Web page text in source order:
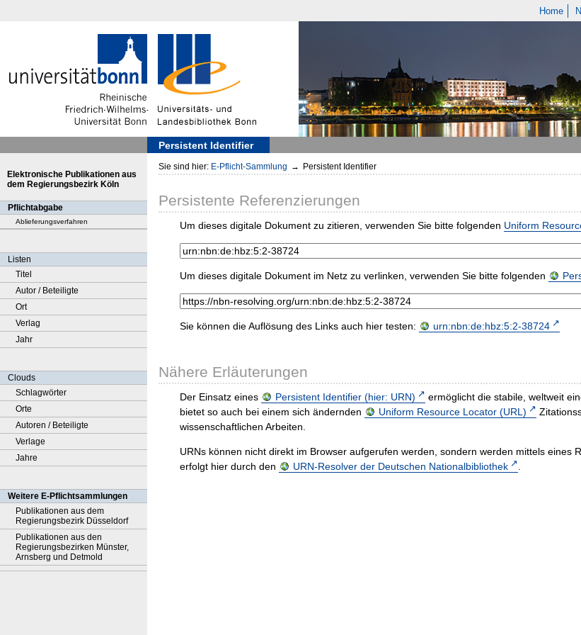
Home
Persistent Identifier
Elektronische Publikationen aus
dem Regierungsbezirk Köln
Pflichtabgabe
Ablieferungsverfahren
Listen
Titel
Autor / Beteiligte
Ort
Verlag
Jahr
Clouds
Schlagwörter
Orte
Autoren / Beteiligte
Verlage
Jahre
Weitere E-Pflichtsammlungen
Publikationen aus dem
Regierungsbezirk Düsseldorf
Publikationen aus den
Regierungsbezirken Münster,
Arnsberg und Detmold
Sie sind hier: E-Pflicht-Sammlung → Persistent Identifier
Persistente Referenzierungen
Um dieses digitale Dokument zu zitieren, verwenden Sie bitte folgenden Uniform
Um dieses digitale Dokument im Netz zu verlinken, verwenden Sie bitte folgenden
Sie können die Auflösung des Links auch hier testen: urn:nbn:de:hbz:5:2-38724
Nähere Erläuterungen
Der Einsatz eines Persistent Identifier (hier: URN)
ermöglicht die stabile, weltweit
bietet so auch bei einem sich ändernden
Uniform Resource Locator (URL)
wissenschaftlichen Arbeiten.
URNs können nicht direkt im Browser aufgerufen werden, sondern werden mittels
erfolgt hier durch den
URN-Resolver der Deutschen Nationalbibliothek .